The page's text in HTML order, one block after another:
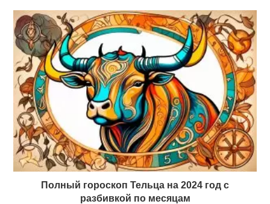
Полный гороскоп Тельца на 2024 год с
разбивкой по месяцам